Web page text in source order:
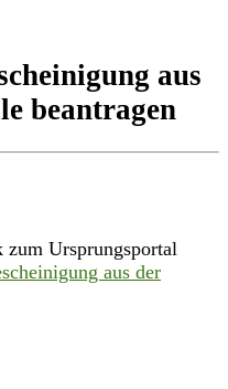
aus
beantragen
Ursprungsportal
aus der